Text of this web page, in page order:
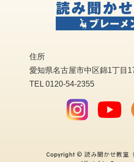
住所
愛知県名古屋市中区錦1丁目
TEL 0120-54-2355
Copyright © 読み聞かせ教室